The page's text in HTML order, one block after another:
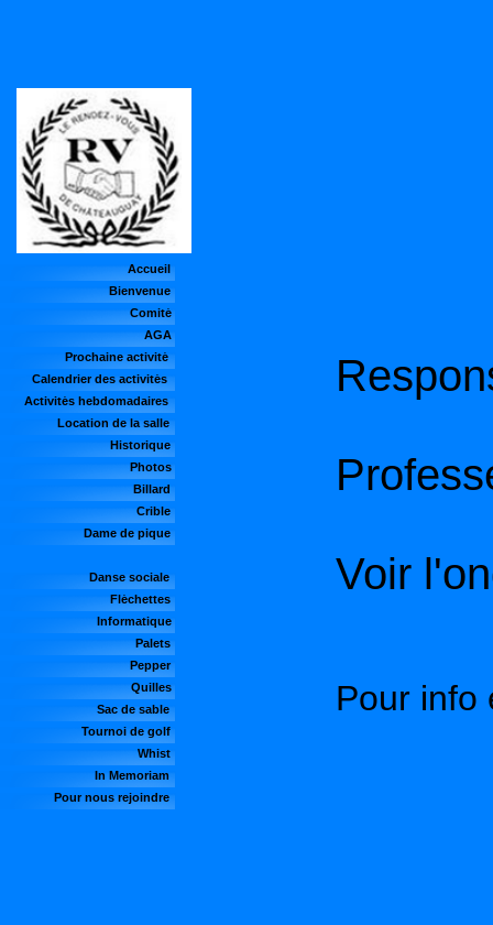
Voir
Pour info
Accueil
Comité
Activités hebdomadaires
Calendrier des activités
Photos
Location de la salle
In Memoriam
Tournoi de golf
Historique
Quilles
Fléchettes
Pour nous rejoindre
Billard
Informatique
Crible
Danse sociale
Palets
Whist
Prochaine activité
Dame de pique
Bienvenue
Pepper
AGA
Sac de sable